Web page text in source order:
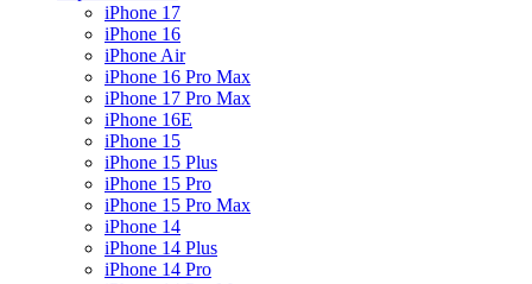
iPhone 17
iPhone 16
iPhone Air
iPhone 16 Pro Max
iPhone 17 Pro Max
iPhone 16E
iPhone 15
iPhone 15 Plus
iPhone 15 Pro
iPhone 15 Pro Max
iPhone 14
iPhone 14 Plus
iPhone 14 Pro